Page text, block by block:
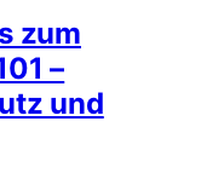
zum
–
und